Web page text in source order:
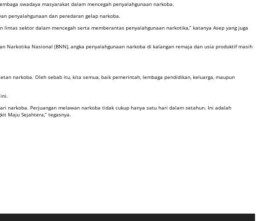
swadaya masyarakat dalam mencegah penyalahgunaan narkoba.
penyalahgunaan dan peredaran gelap narkoba.
sektor dalam mencegah serta memberantas penyalahgunaan narkotika,” katanya Asep yang juga
Narkotika Nasional (BNN), angka penyalahgunaan narkoba di kalangan remaja dan usia produktif masih
narkoba. Oleh sebab itu, kita semua, baik pemerintah, lembaga pendidikan, keluarga, maupun
narkoba. Perjuangan melawan narkoba tidak cukup hanya satu hari dalam setahun. Ini adalah
Maju Sejahtera,” tegasnya.